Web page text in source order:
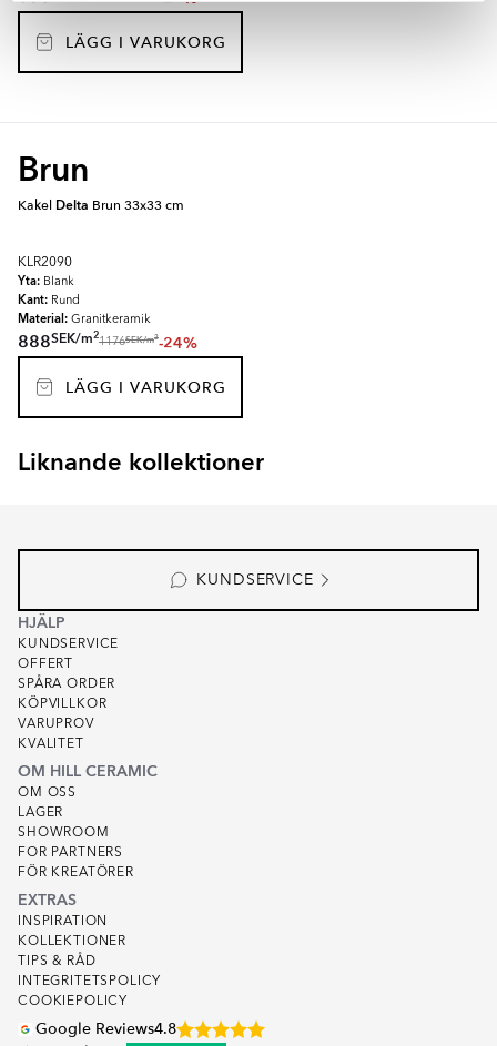
LÄGG I VARUKORG
Brun
Kakel Delta Brun 33x33 cm
KLR2090
Yta: Blank
Kant: Rund
Material: Granitkeramik
888SEK/m2
1176SEK/m2-24%
LÄGG I VARUKORG
Liknande kollektioner
METRO FASAT
KUNDSERVICE
HJÄLP
KUNDSERVICE
OFFERT
SPÅRA ORDER
KÖPVILLKOR
VARUPROV
KVALITET
OM HILL CERAMIC
OM OSS
LAGER
SHOWROOM
FOR PARTNERS
FÖR KREATÖRER
EXTRAS
INSPIRATION
KOLLEKTIONER
TIPS & RÅD
INTEGRITETSPOLICY
COOKIEPOLICY
Google Reviews4.8